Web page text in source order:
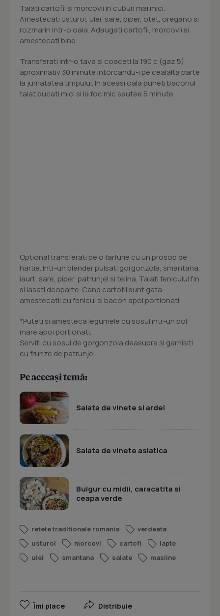
Taiati cartofii si morcovii in cuburi mai mici.
Amestecati usturoi, ulei, sare, piper, otet, oregano si
rozmarin intr-o oala. Adaugati cartofii, morcovii si
amestecati bine.
Transferati intr-o tava si coaceti la 190 c (gaz 5)
aproximativ 30 minute intorcandu-i pe cealalta parte
la jumatatea timpului. In aceasi oala puneti baconul
taiat bucati mici si la foc mic sautee 5 minute.
Optional transferati pe o farfurie cu un prosop de
hartie. Intr-un blender pulsati gorgonzola, smantana,
iaurt, sare, piper, patrunjel si telina. Taiati feniculul fin
si lasati deoparte. Cand cartofii sunt gata
amestecatii cu fenicul si bacon apoi portionati.
*Puteti si amesteca legumele cu sosul intr-un bol
mare apoi portionati.
Serviti cu sosul de gorgonzola deasupra si garnisiti
cu frunze de patrunjel.
Pe aceeași temă:
Salata de vinete si ardei
Salata de vinete asiatica
Bulgur cu midii, caracatita si
ceapa verde
retete traditionale romania
verdeata
usturoi
morcovi cartofi
lapte
ulei
smantana salate masline
Îmi place Distribuie